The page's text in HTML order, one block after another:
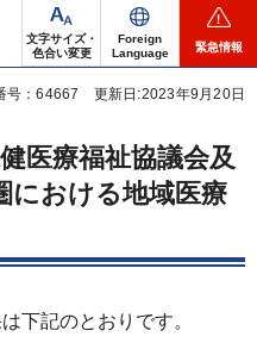
文字サイズ・
色合い変更
Foreign
Language
緊急情報
号：64667 更新日:2023年9月20日
医療福祉協議会及
における地域医療
下記のとおりです。